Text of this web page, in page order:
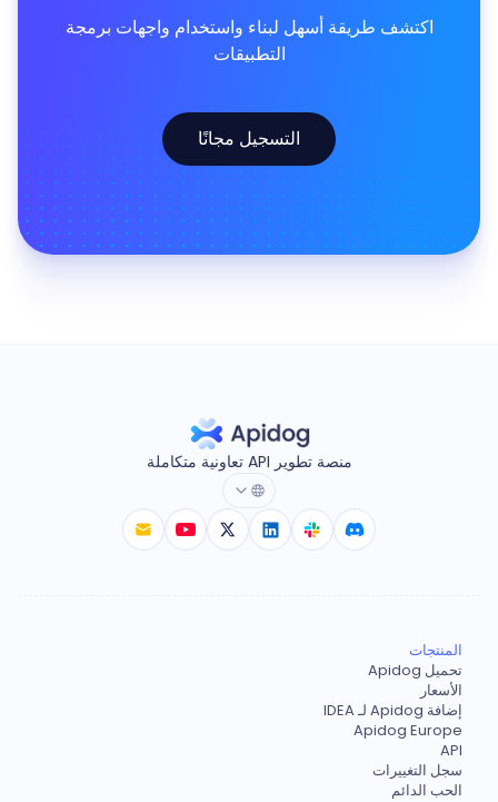
اكتشف طريقة أسهل لبناء واستخدام واجهات برمجة
التطبيقات
التسجيل مجانًا
منصة تطوير API تعاونية متكاملة
المنتجات
تحميل Apidog
الأسعار
إضافة Apidog لـ IDEA
Apidog Europe
API
سجل التغييرات
الحب الدائم